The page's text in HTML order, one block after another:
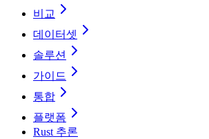
비교
데이터셋
솔루션
가이드
통합
플랫폼
Rust 추론